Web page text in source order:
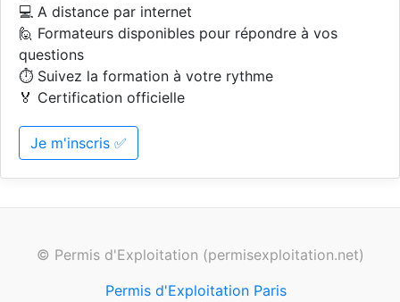
💻 A distance par internet
🙋 Formateurs disponibles pour répondre à vos
questions
⏱️ Suivez la formation à votre rythme
🏅 Certification officielle
Je m'inscris ✅
© Permis d'Exploitation (permisexploitation.net)
Permis d'Exploitation Paris